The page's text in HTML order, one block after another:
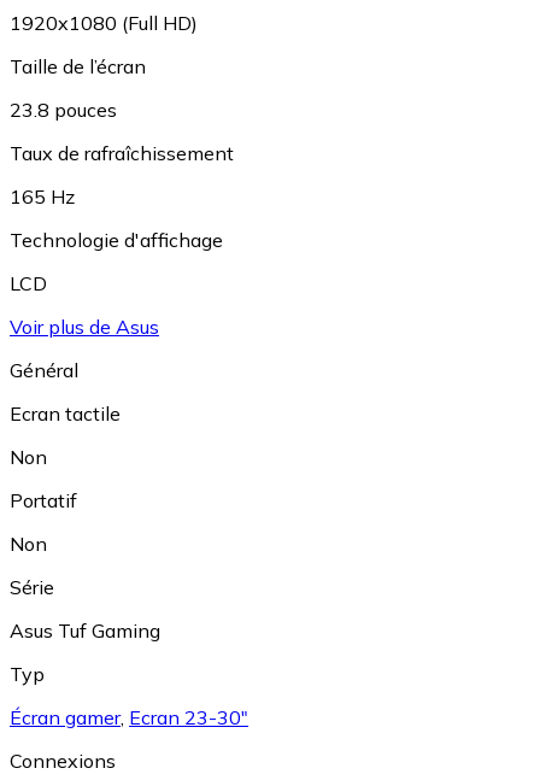
1920x1080 (Full HD)
Taille de l’écran
23.8 pouces
Taux de rafraîchissement
165 Hz
Technologie d'affichage
LCD
Voir plus de Asus
Général
Ecran tactile
Non
Portatif
Non
Série
Asus Tuf Gaming
Typ
Écran gamer, Ecran 23-30"
Connexions